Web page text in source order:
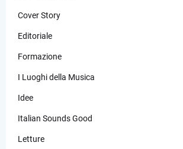
Cover Story
Editoriale
Formazione
I Luoghi della Musica
Idee
Italian Sounds Good
Letture